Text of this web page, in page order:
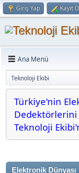
Giriş Yap Kayıt
Ana Menü
Teknoloji Ekibi
Türkiye'nin
Teknoloji
[move]Türkiye'nin
Buluşturan İlk
Elektronik Dünyası